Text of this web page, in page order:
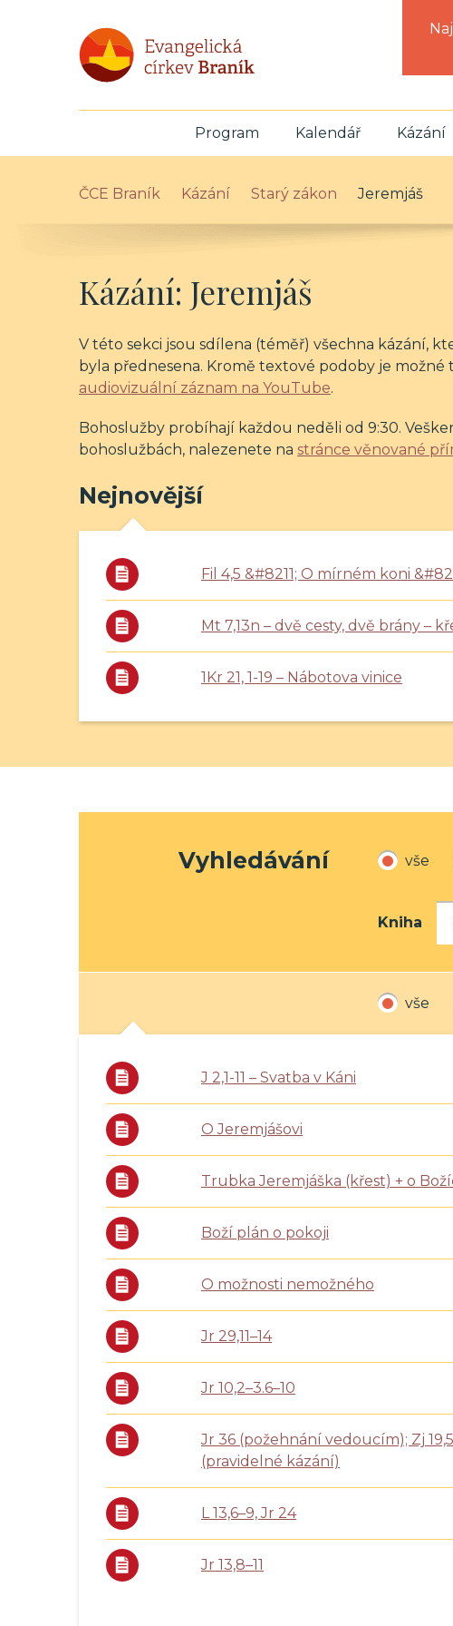
Program Kalendář Kázání
ČCE Braník Kázání Starý zákon Jeremjáš
Kázání: Jeremjáš
V této sekci jsou sdílena (téměř) všechna kázání,
byla přednesena. Kromě textové podoby je
audiovizuální záznam na YouTube.
Bohoslužby probíhají každou neděli od 9:30.
bohoslužbách, nalezenete na stránce věnované
Nejnovější
Fil 4,5 &#8211; O mírném koni
Mt 7,13n – dvě cesty, dvě brány –
1Kr 21, 1-19 – Nábotova vinice
Vyhledávání vše
Kniha
vše
J 2,1-11 – Svatba v Káni
O Jeremjášovi
Trubka Jeremjáška (křest) + o
Boží plán o pokoji
O možnosti nemožného
Jr 29,11–14
Jr 10,2–3.6–10
Jr 36 (požehnání vedoucím); Zj
(pravidelné kázání)
L 13,6–9, Jr 24
Jr 13,8–11